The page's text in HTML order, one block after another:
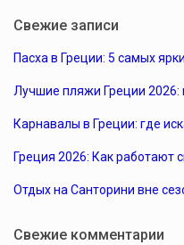
Свежие записи
Пасха в Греции: 5 самых
Лучшие пляжи Греции 2026:
Карнавалы в Греции: где
Греция 2026: Как работают
Отдых на Санторини вне
Свежие комментарии